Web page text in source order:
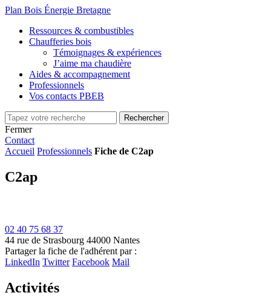
Plan Bois Énergie Bretagne
Ressources & combustibles
Chaufferies bois
Témoignages & expériences
J’aime ma chaudière
Aides & accompagnement
Professionnels
Vos contacts PBEB
Fermer
Contact
Accueil Professionnels Fiche de C2ap
C2ap
02 40 75 68 37
44 rue de Strasbourg 44000 Nantes
Partager la fiche de l'adhérent par :
LinkedIn Twitter Facebook Mail
Activités